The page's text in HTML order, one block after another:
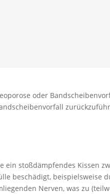
oder
ein stoßdämpfendes Kissen
beschädigt, beispielsweise
Nerven, was zu